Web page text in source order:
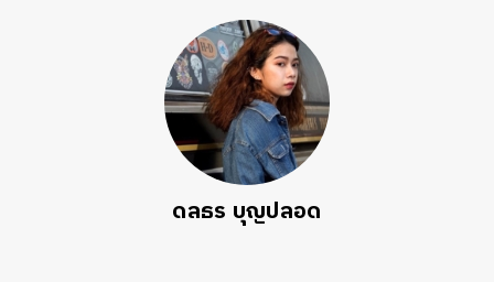
ดลธร บุญปลอด